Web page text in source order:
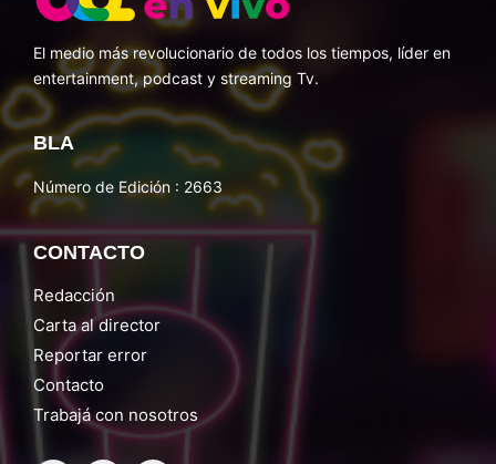
El medio más revolucionario de todos los tiempos, líder en
entertainment, podcast y streaming Tv.
BLA
Número de Edición : 2663
CONTACTO
Redacción
Carta al director
Reportar error
Contacto
Trabajá con nosotros